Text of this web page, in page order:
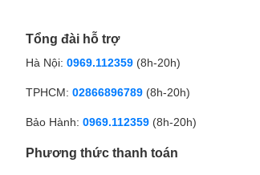
Tổng đài hỗ trợ
Hà Nội: 0969.112359 (8h-20h)
TPHCM: 02866896789 (8h-20h)
Bảo Hành: 0969.112359 (8h-20h)
Phương thức thanh toán